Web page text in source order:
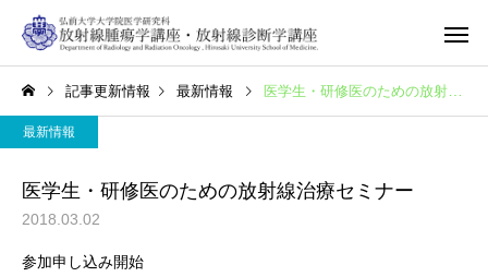
記事更新情報 最新情報 医学生・研修医のための放射線治療セミナー
最新情報
医学生・研修医のための放射線治療セミナー
2018.03.02
参加申し込み開始